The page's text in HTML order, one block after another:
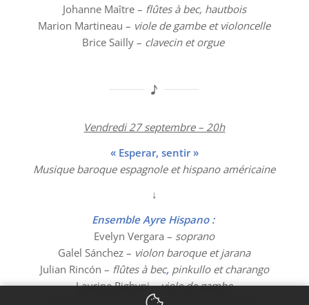
Johanne Maître – flûtes à bec, hautbois
Marion Martineau – viole de gambe et violoncelle
Brice Sailly – clavecin et orgue
Vendredi 27 septembre – 20h
« Esperar, sentir »
Musique baroque espagnole et hispano américaine
↓
Ensemble Ayre Hispano :
Evelyn Vergara – soprano
Galel Sánchez – violon baroque et jarana
Julian Rincón – flûtes à bec, pinkullo et charango
Laurine Righyni –viole de gambe